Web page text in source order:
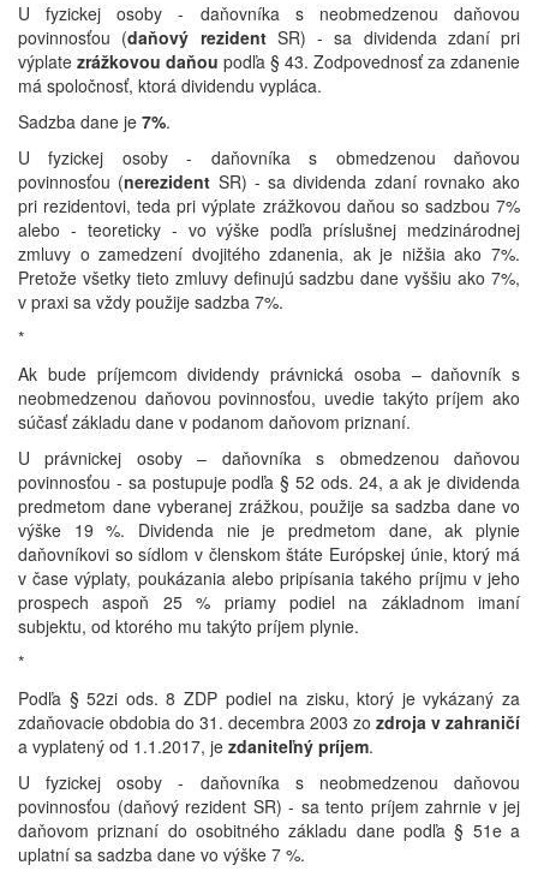
U fyzickej osoby - daňovníka s neobmedzenou daňovou
povinnosťou (daňový rezidentSR) - sa dividenda zdaní pri
výplate zrážkovou daňou podľa § 43. Zodpovednosť za zdanenie
má spoločnosť, ktorá dividendu vypláca.
Sadzba dane je 7%.
U fyzickej osoby - daňovníka s obmedzenou daňovou
povinnosťou (nerezident SR) - sa dividenda zdaní rovnako ako
pri rezidentovi, teda pri výplate zrážkovou daňou so sadzbou 7%
alebo - teoreticky - vo výške podľa príslušnej medzinárodnej
zmluvy o zamedzení dvojitého zdanenia, ak je nižšia ako 7%.
Pretože všetky tieto zmluvy definujú sadzbu dane vyššiu ako 7%,
v praxi sa vždy použije sadzba 7%.
*
Ak bude príjemcom dividendy právnická osoba – daňovník s
neobmedzenou daňovou povinnosťou, uvedie takýto príjem ako
súčasť základu dane v podanom daňovom priznaní.
U právnickej osoby – daňovníka s obmedzenou daňovou
povinnosťou - sa postupuje podľa § 52 ods. 24, a ak je dividenda
predmetom dane vyberanej zrážkou, použije sa sadzba dane vo
výške 19 %. Dividenda nie je predmetom dane, ak plynie
daňovníkovi so sídlom v členskom štáte Európskej únie, ktorý má
v čase výplaty, poukázania alebo pripísania takého príjmu v jeho
prospech aspoň 25 % priamy podiel na základnom imaní
subjektu, od ktorého mu takýto príjem plynie.
*
Podľa § 52zi ods. 8 ZDP podiel na zisku, ktorý je vykázaný za
zdaňovacie obdobia do 31. decembra 2003 zo zdroja v zahraničí
a vyplatený od 1.1.2017, je zdaniteľný príjem.
U fyzickej osoby - daňovníka s neobmedzenou daňovou
povinnosťou (daňový rezident SR) - sa tento príjem zahrnie v jej
daňovom priznaní do osobitného základu dane podľa § 51e a
uplatní sa sadzba dane vo výške 7 %.